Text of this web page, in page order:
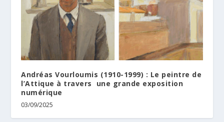
Andréas Vourloumis (1910-1999) : Le peintre de
l’Attique à travers une grande exposition
numérique
03/09/2025